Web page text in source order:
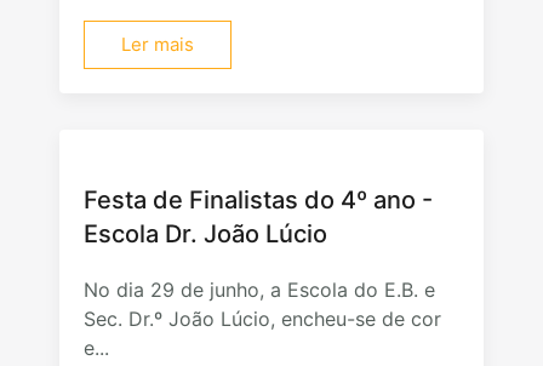
Ler mais
Festa de Finalistas do 4º ano -
Escola Dr. João Lúcio
No dia 29 de junho, a Escola do E.B. e
Sec. Dr.º João Lúcio, encheu-se de cor
e...